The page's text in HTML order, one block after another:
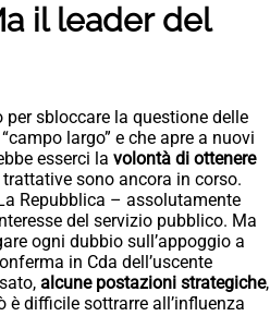
il leader del
sbloccare la questione delle
largo” e che apre a nuovi
esserci la volontà di ottenere
sono ancora in corso.
Repubblica – assolutamente
del servizio pubblico. Ma
ogni dubbio sull’appoggio a
in Cda dell’uscente
alcune postazioni strategiche,
è difficile sottrarre all’influenza